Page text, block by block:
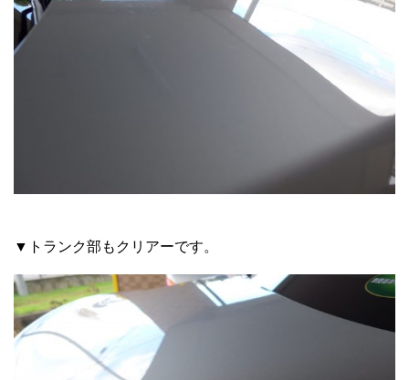
▼トランク部もクリアーです。